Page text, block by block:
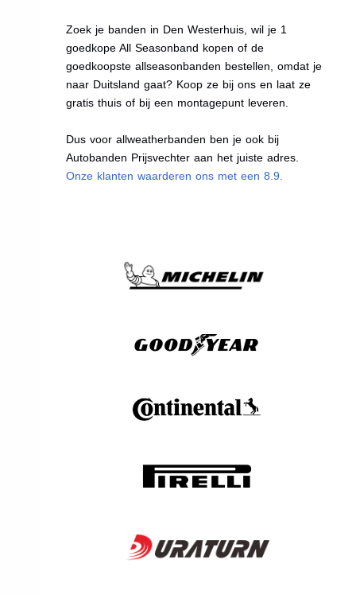
Zoek je banden in Den Westerhuis, wil je 1
goedkope All Seasonband kopen of de
goedkoopste allseasonbanden bestellen, omdat je
naar Duitsland gaat? Koop ze bij ons en laat ze
gratis thuis of bij een montagepunt leveren.
Dus voor allweatherbanden ben je ook bij
Autobanden Prijsvechter aan het juiste adres.
Onze klanten waarderen ons met een 8.9.